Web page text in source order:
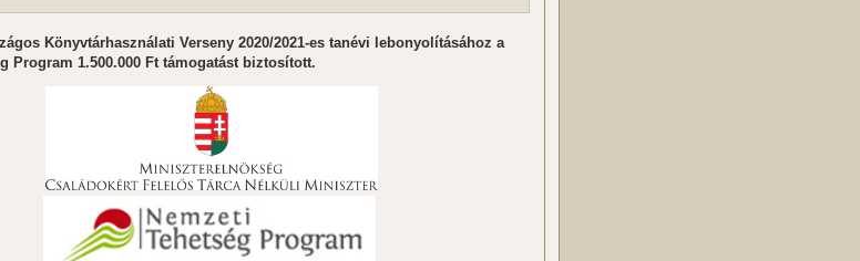
Könyvtárhasználati Verseny 2020/2021-es tanévi lebonyolításához a
Program 1.500.000 Ft támogatást biztosított.